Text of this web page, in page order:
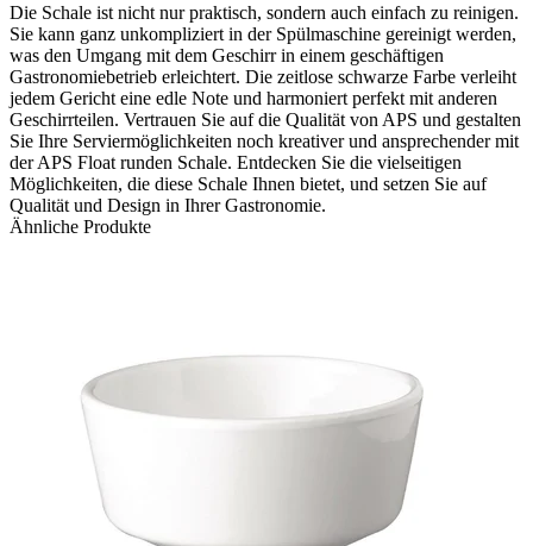
Die Schale ist nicht nur praktisch, sondern auch einfach zu reinigen.
Sie kann ganz unkompliziert in der Spülmaschine gereinigt werden,
was den Umgang mit dem Geschirr in einem geschäftigen
Gastronomiebetrieb erleichtert. Die zeitlose schwarze Farbe verleiht
jedem Gericht eine edle Note und harmoniert perfekt mit anderen
Geschirrteilen. Vertrauen Sie auf die Qualität von APS und gestalten
Sie Ihre Serviermöglichkeiten noch kreativer und ansprechender mit
der APS Float runden Schale. Entdecken Sie die vielseitigen
Möglichkeiten, die diese Schale Ihnen bietet, und setzen Sie auf
Qualität und Design in Ihrer Gastronomie.
Ähnliche Produkte